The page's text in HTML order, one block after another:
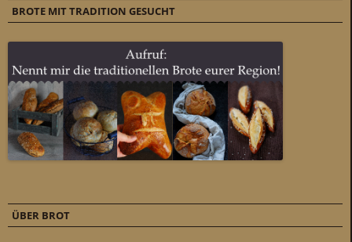
BROTE MIT TRADITION GESUCHT
ÜBER BROT